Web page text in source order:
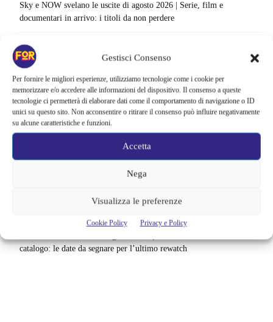
Gestisci Consenso
Per fornire le migliori esperienze, utilizziamo tecnologie come i cookie per
memorizzare e/o accedere alle informazioni del dispositivo. Il consenso a queste
tecnologie ci permetterà di elaborare dati come il comportamento di navigazione o ID
unici su questo sito. Non acconsentire o ritirare il consenso può influire negativamente
su alcune caratteristiche e funzioni.
Accetta
Nega
Visualizza le preferenze
Cookie Policy Privacy e Policy
Sky e NOW svelano le uscite di agosto 2026 | Serie, film e
documentari in arrivo: i titoli da non perdere
Spider-Man: Brand New Day riapre una vecchia ferita | Il finale
alimenta una nuova teoria: il dettaglio che coinvolge i due più amati
Barbie 2 rischia di saltare | Warner Bros. ha pochi mesi per trovare un
accordo: il dubbio che divide Hollywood
La bocca del diavolo arriva su Prime Video, squali e claustrofobia nel
nuovo survival horror: una vacanza diventa una trappola
La paura dell’altezza torna al cinema | Il sequel di Fall cambia
scenario: una nuova sfida senza via di fuga
Sony ferma i film sui personaggi di Spider-Man, nessun nuovo
catalogo: le date da segnare per l’ultimo rewatch